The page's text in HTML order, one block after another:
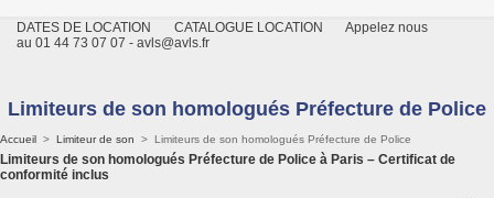
DATES DE LOCATION CATALOGUE LOCATION
Appelez nous
au 01 44 73 07 07 - avls@avls.fr
Limiteurs de son homologués Préfecture de Police
Accueil > Limiteur de son > Limiteurs de son homologués Préfecture de Police
Limiteurs de son homologués Préfecture de Police à Paris – Certificat de
conformité inclus